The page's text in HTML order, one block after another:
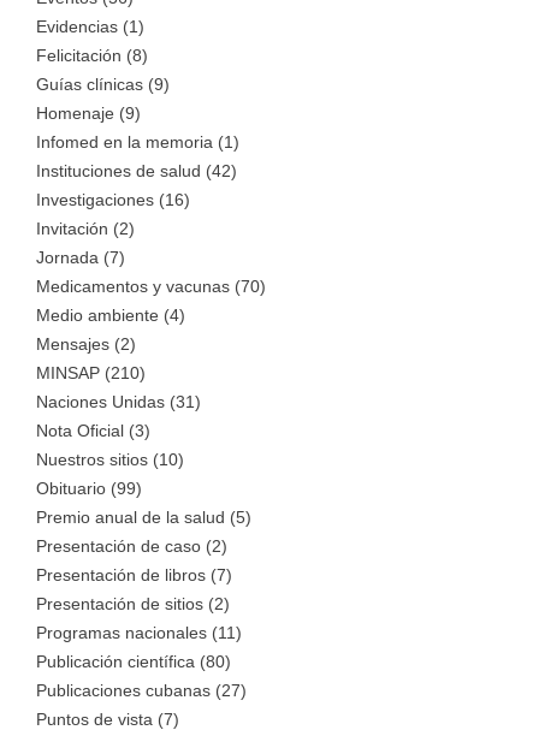
Evidencias (1)
Felicitación (8)
Guías clínicas (9)
Homenaje (9)
Infomed en la memoria (1)
Instituciones de salud (42)
Investigaciones (16)
Invitación (2)
Jornada (7)
Medicamentos y vacunas (70)
Medio ambiente (4)
Mensajes (2)
MINSAP (210)
Naciones Unidas (31)
Nota Oficial (3)
Nuestros sitios (10)
Obituario (99)
Premio anual de la salud (5)
Presentación de caso (2)
Presentación de libros (7)
Presentación de sitios (2)
Programas nacionales (11)
Publicación científica (80)
Publicaciones cubanas (27)
Puntos de vista (7)